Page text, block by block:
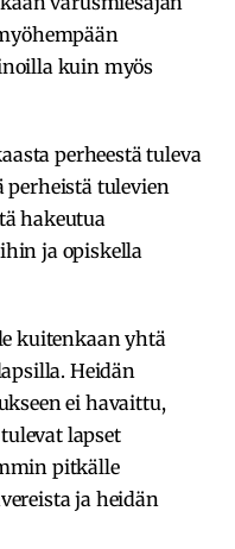
kuin myös
perheestä tuleva
tulevien
hakeutua
ja opiskella
kuitenkaan yhtä
Heidän
ei havaittu,
lapset
pitkälle
ja heidän